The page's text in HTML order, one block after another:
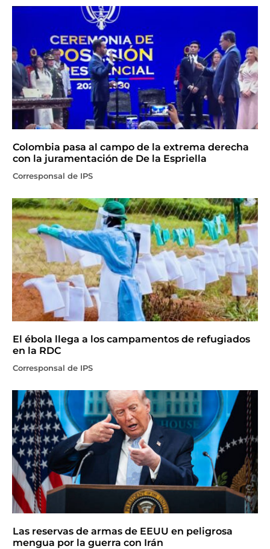
Colombia pasa al campo de la extrema derecha
con la juramentación de De la Espriella
Corresponsal de IPS
El ébola llega a los campamentos de refugiados
en la RDC
Corresponsal de IPS
Las reservas de armas de EEUU en peligrosa
mengua por la guerra con Irán